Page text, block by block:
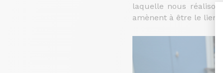
laquelle nous
amènent à être le lien